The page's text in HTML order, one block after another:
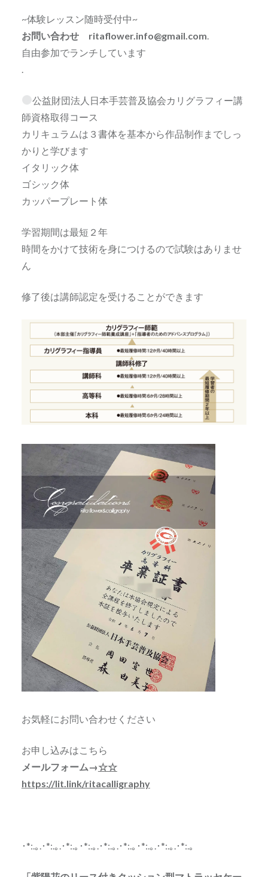
~体験レッスン随時受付中~
お問い合わせ ritaflower.info@gmail.com
自由参加でランチしています
公益財団法人日本手芸普及協会カリグラフィー講
師資格取得コース
カリキュラムは３書体を基本から作品制作までしっ
かりと学びます
イタリック体
ゴシック体
カッパープレート体
学習期間は最短２年
時間をかけて技術を身につけるので試験はありませ
ん
修了後は講師認定を受けることができます
お気軽にお問い合わせください
お申し込みはこちら
メールフォーム→☆☆
https://lit.link/ritacalligraphy
･*:.｡.･*:.｡.･*:.｡･*:.｡.･*:.｡.･*:.｡･*:.｡.･*:.｡.･*:.｡